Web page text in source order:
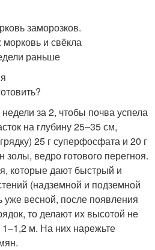
недели за 2, чтобы почва успела
на глубину 25–35 см,
25 г суперфосфата и 20 г
золы, ведро готового перегноя.
которые дают быстрый и
(надземной и подземной
уже весной, после появления
то делают их высотой не
м. На них нарежьте